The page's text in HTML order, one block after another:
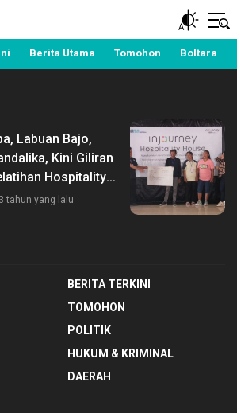
Utara, Kawanua, Politik,
Kriminal dan Nasional
Berita Utama Tomohon Boltara
Labuan Bajo,
Kini Giliran
Hospitality
3 tahun yang lalu
BERITA TERKINI
TOMOHON
POLITIK
HUKUM & KRIMINAL
DAERAH